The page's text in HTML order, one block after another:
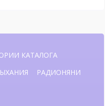
КАТАЛОГА
РАДИОНЯНИ